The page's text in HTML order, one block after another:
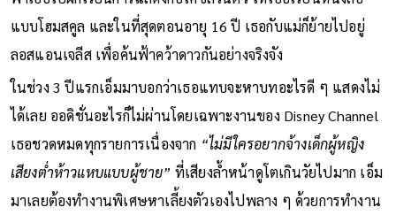
แบบโฮมสคูล และในที่สุดตอนอายุ 16 ปี เธอกับแม่ก็ย้ายไปอยู่
ลอสแอนเจลีส เพื่อค้นฟ้าคว้าดาวกันอย่างจริงจัง
ในช่วง 3 ปีแรกเอ็มมาบอกว่าเธอแทบจะหาบทอะไรดี ๆ แสดงไม่
ได้เลย ออดิชั่นอะไรก็ไม่ผ่านโดยเฉพาะงานของ Disney Channel
เธอชวดหมดทุกรายการเนื่องจาก “ไม่มีใครอยากจ้างเด็กผู้หญิง
เสียงต่ำห้าวแหบแบบผู้ชาย” ที่เสียงล้ำหน้าดูโตเกินวัยไปมาก เอ็ม
มาเลยต้องทำงานพิเศษหาเลี้ยงตัวเองไปพลาง ๆ ด้วยการทำงาน